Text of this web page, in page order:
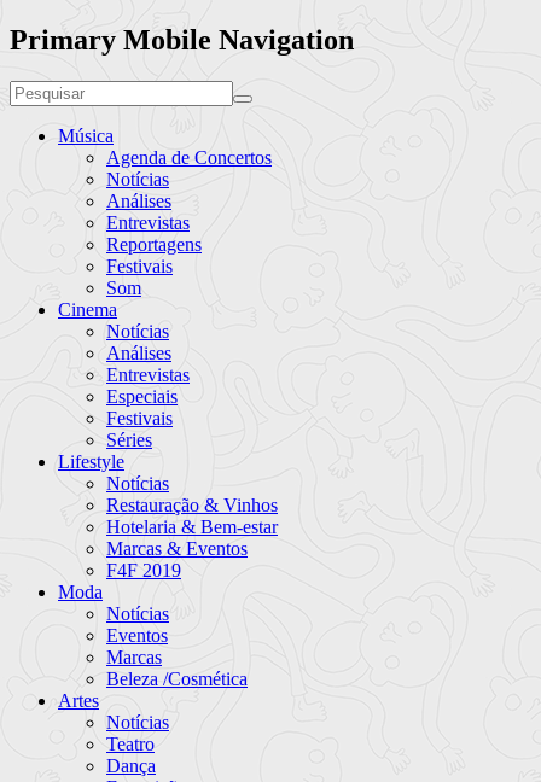
Primary Mobile Navigation
Música
Agenda de Concertos
Notícias
Análises
Entrevistas
Reportagens
Festivais
Som
Cinema
Notícias
Análises
Entrevistas
Especiais
Festivais
Séries
Lifestyle
Notícias
Restauração & Vinhos
Hotelaria & Bem-estar
Marcas & Eventos
F4F 2019
Moda
Notícias
Eventos
Marcas
Beleza /Cosmética
Artes
Notícias
Teatro
Dança